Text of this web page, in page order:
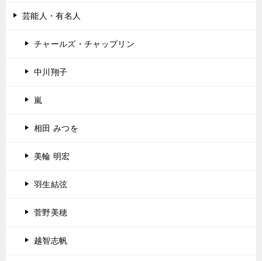
芸能人・有名人
チャールズ・チャップリン
中川翔子
嵐
相田 みつを
美輪 明宏
羽生結弦
菅野美穂
越智志帆